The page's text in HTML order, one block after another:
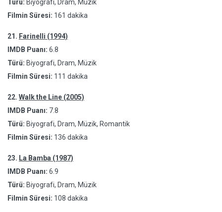
Türü: Biyografi, Dram, Müzik
Filmin Süresi: 161 dakika
21. Farinelli (1994)
IMDB Puanı: 6.8
Türü: Biyografi, Dram, Müzik
Filmin Süresi: 111 dakika
22. Walk the Line (2005)
IMDB Puanı: 7.8
Türü: Biyografi, Dram, Müzik, Romantik
Filmin Süresi: 136 dakika
23. La Bamba (1987)
IMDB Puanı: 6.9
Türü: Biyografi, Dram, Müzik
Filmin Süresi: 108 dakika